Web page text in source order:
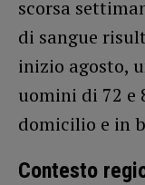
scorsa
di sangue
inizio agosto,
uomini di 72 e
domicilio e in
Contesto